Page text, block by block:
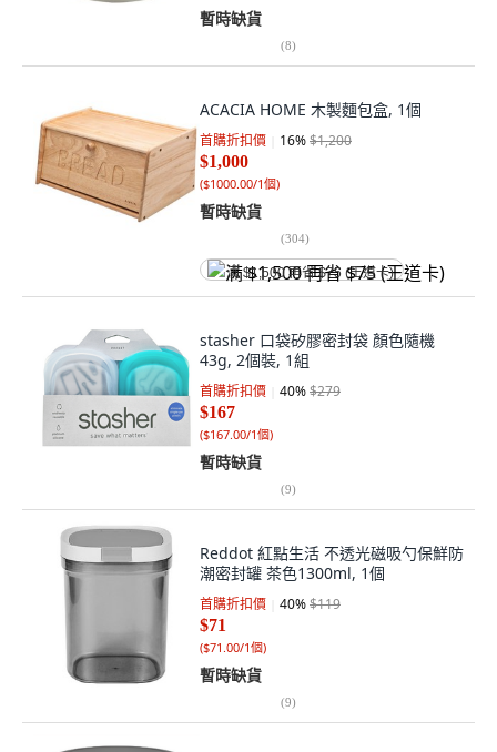
暫時缺貨
(8)
ACACIA HOME 木製麵包盒, 1個
首購折扣價 16%$1,200
$1,000
($1000.00/1個)
暫時缺貨
(304)
满 $1,500 再省 $75 (王道卡)
stasher 口袋矽膠密封袋 顏色隨機
43g, 2個裝, 1組
首購折扣價 40%$279
$167
($167.00/1個)
暫時缺貨
(9)
Reddot 紅點生活 不透光磁吸勺保鮮防
潮密封罐 茶色1300ml, 1個
首購折扣價 40%$119
$71
($71.00/1個)
暫時缺貨
(9)